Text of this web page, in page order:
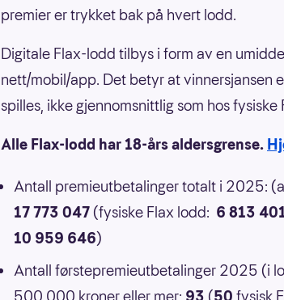
premier er trykket bak på hvert lodd.
Digitale Flax-lodd tilbys i form av en
nett/mobil/app. Det betyr at vinnersjansen
spilles, ikke gjennomsnittlig som hos fysiske
Alle Flax-lodd har 18-års aldersgrense.
Antall premieutbetalinger totalt i 2025:
17 773 047 (fysiske Flax lodd: 6 813
10 959 646)
Antall førstepremieutbetalinger 2025 (i